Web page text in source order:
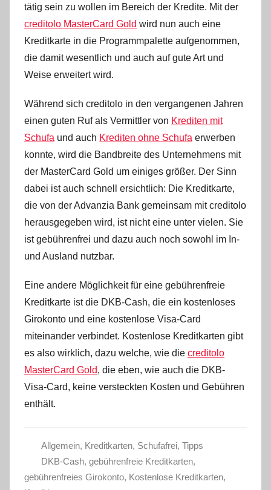
h
r
i
s
l
W
.
tätig sein zu wollen im Bereich der Kredite. Mit der
creditolo MasterCard Gold wird nun auch eine
Kreditkarte in die Programmpalette aufgenommen,
die damit wesentlich und auch auf gute Art und
Weise erweitert wird.
Während sich creditolo in den vergangenen Jahren
einen guten Ruf als Vermittler von Krediten mit
Schufa und auch Krediten ohne Schufa erwerben
konnte, wird die Bandbreite des Unternehmens mit
der MasterCard Gold um einiges größer. Der Sinn
dabei ist auch schnell ersichtlich: Die Kreditkarte,
die von der Advanzia Bank gemeinsam mit creditolo
herausgegeben wird, ist nicht eine unter vielen. Sie
ist gebührenfrei und dazu auch noch sowohl im In-
und Ausland nutzbar.
Eine andere Möglichkeit für eine gebührenfreie
Kreditkarte ist die DKB-Cash, die ein kostenloses
Girokonto und eine kostenlose Visa-Card
miteinander verbindet. Kostenlose Kreditkarten gibt
es also wirklich, dazu welche, wie die creditolo
MasterCard Gold, die eben, wie auch die DKB-
Visa-Card, keine versteckten Kosten und Gebühren
enthält.
Allgemein, Kreditkarten, Schufafrei, Tipps
DKB-Cash, gebührenfreie Kreditkarten,
gebührenfreies Girokonto, Kostenlose Kreditkarten,